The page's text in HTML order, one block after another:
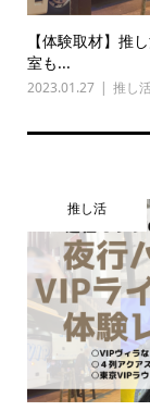
【体験取材】推
室も...
2023.01.27 推し
推し活